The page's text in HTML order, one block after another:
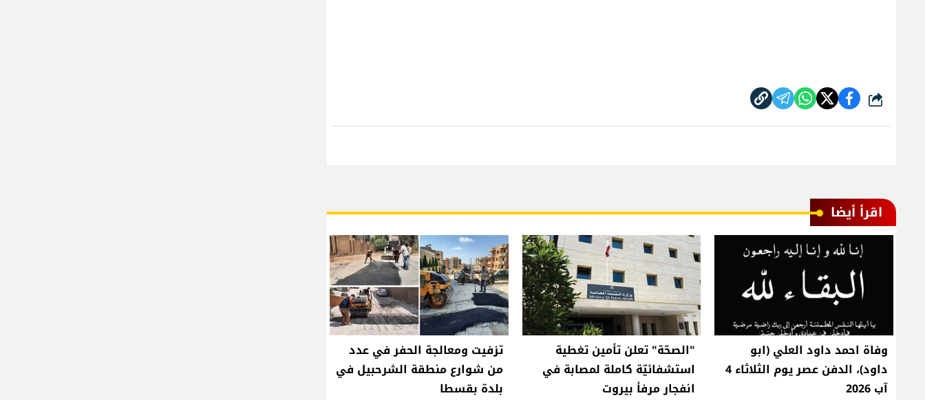
شارك
اقرأ أيضا
وفاة احمد داود العلي (ابو
داود)، الدفن عصر يوم الثلاثاء 4
آب 2026
"الصحّة" تعلن تأمين تغطية
استشفائيّة كاملة لمصابة في
انفجار مرفأ بيروت
تزفيت ومعالجة الحفر في عدد
من شوارع منطقة الشرحبيل في
بلدة بقسطا